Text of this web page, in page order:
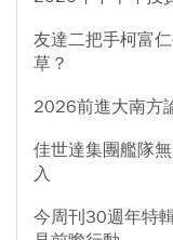
友達二把手柯富
草？
2026前進大南方
佳世達集團艦隊
入
今周刊30週年特